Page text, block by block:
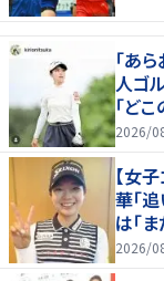
「あ
人ゴ
「ど
2026/
【女
華「
は「
2026/